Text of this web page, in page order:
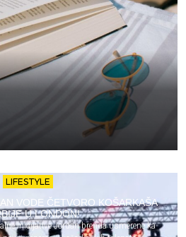
LIFESTYLE
VODE ČETVORO KOŠARKAŠA
U LONDON!
inicijative Jordan brenda usmerene ka